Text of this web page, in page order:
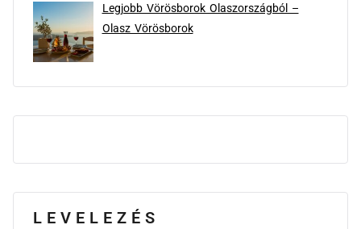
Legjobb Vörösborok Olaszországból –
Olasz Vörösborok
LEVELEZÉS